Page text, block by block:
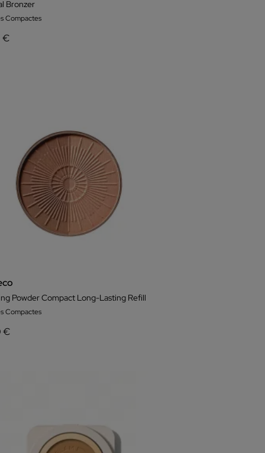
Bronzer
Compactes
€
Powder Compact Long-Lasting Refill
Compactes
€